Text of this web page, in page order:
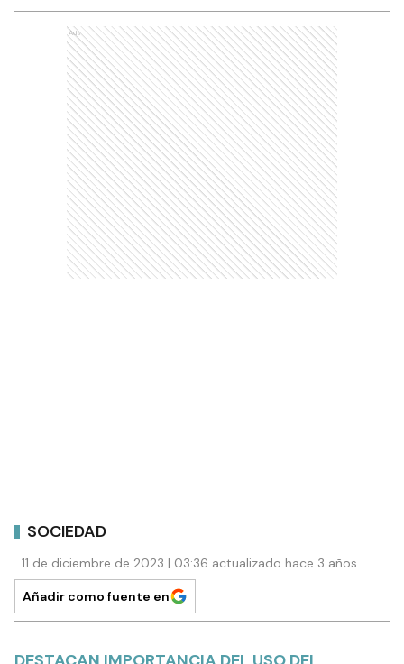
Ads
SOCIEDAD
11 de diciembre de 2023 | 03:36 actualizado hace 3 años
Añadir como fuente en